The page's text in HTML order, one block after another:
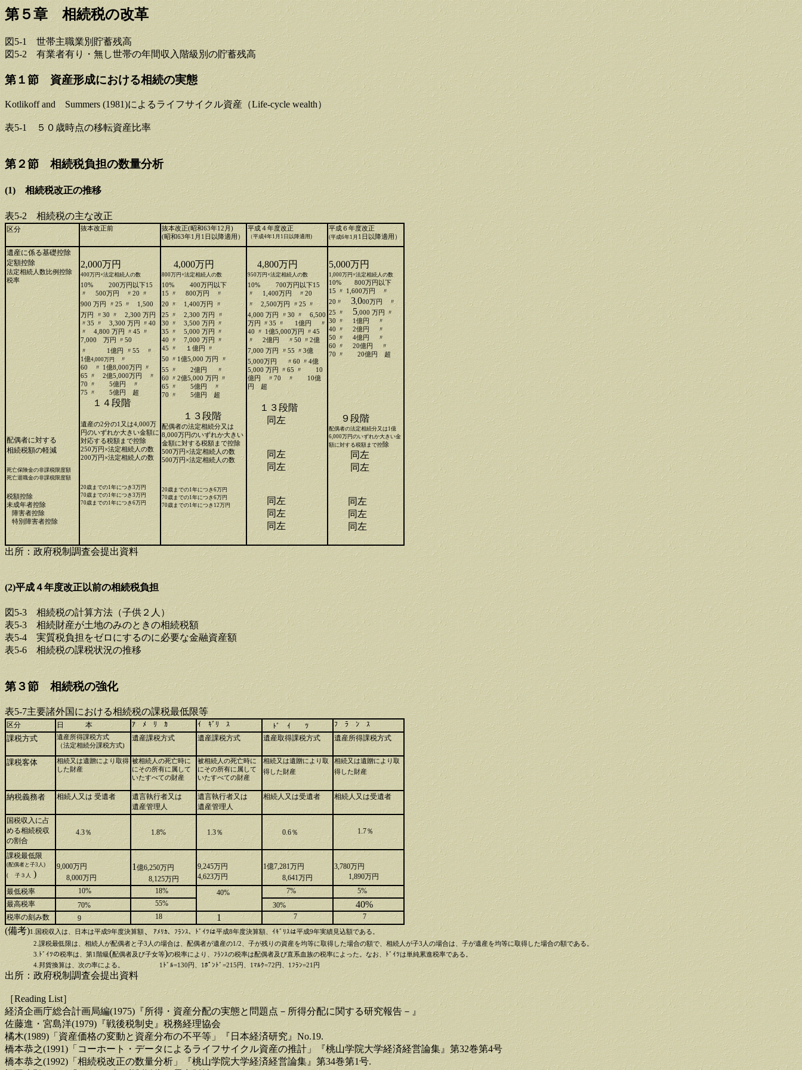
第５章 相続税の改革
図5-1 世帯主職業別貯蓄残高
図5-2 有業者有り・無し世帯の年間収入階級別の貯蓄残高
第１節 資産形成における相続の実態
Kotlikoff and Summers (1981)によるライフサイクル資産（Life-cycle wealth）
表5-1 ５０歳時点の移転資産比率
第２節 相続税負担の数量分析
(1) 相続税改正の推移
表5-2 相続税の主な改正
区分 抜本改正前
抜本改正(昭和63年12月)
(昭和63年1月1日以降適用）
平成４年度改正
（平成4年1月1日以降適用)
平成６年度改正
(平成6年1月 1日以降適用）
遺産に係る基礎控除
定額控除
法定相続人数比例控除
税率
配偶者に対する
相続税額の軽減
死亡保険金の非課税限度額
死亡退職金の非課税限度額
税額控除
未成年者控除
障害者控除
特別障害者控除
2,000万円
400万円×法定相続人の数
10% 200万円以下15
〃 500万円 〃20 〃
900 万円
〃25 〃 1,500
万円
〃30 〃 2,300 万円
〃35 〃 3,300 万円 〃40
〃 4,800 万円 〃45 〃
7,000 万円 〃50
〃 1億円
〃55 〃
1億4,000万円 〃
60 〃 1億8,000万円 〃
65 〃 2億5,000万円 〃
70 〃 5億円 〃
75 〃 5億円 超
１４段階
遺産の2分の1又は4,000万
円のいずれか大きい金額に
対応する税額まで控除
250万円×法定相続人の数
200万円×法定相続人の数
20歳までの1年につき3万円
70歳までの1年につき3万円
70歳までの1年につき6万円
4,000万円
800万円×法定相続人の数
10% 400万円以下
15 〃 800万円 〃
20 〃 1,400万円 〃
25 〃 2,300 万円 〃
30 〃 3,500 万円 〃
35 〃 5,000 万円 〃
40 〃 7,000 万円 〃
45 〃
１億円 〃
50 〃1億5,000 万円
〃
55 〃 2億円
〃
60 〃2億5,000 万円 〃
65 〃 5億円 〃
70 〃 5億円 超
１３段階
配偶者の法定相続分又は
8,000万円のいずれか大きい
金額に対する税額まで控除
500万円×法定相続人の数
500万円×法定相続人の数
20歳までの1年につき6万円
70歳までの1年につき6万円
70歳までの1年につき12万円
4,800万円
950万円×法定相続人の数
10% 700万円以下15
〃 1,400万円 〃20
〃 2,500万円
〃25 〃
4,000 万円
〃30 〃 6,500
万円 〃35 〃 1億円 〃
40 〃 1億5,000万円 〃45
〃 2億円 〃50 〃2億
7,000 万円
〃55 〃3億
5,000万円
〃60 〃4億
5,000 万円 〃65 〃 10
億円 〃70 〃 10億
円 超
１３段階
同左
同左
同左
同左
同左
同左
5,000万円
1,000万円×法定相続人の数
10% 800万円以下
15 〃 1,600万円 〃
20〃 3,000万円 〃
25 〃 5 ,000 万円 〃
30 〃 1億円 〃
40 〃 2億円 〃
50 〃 4億円 〃
60 〃 20億円 〃
70 〃 20億円 超
９段階
配偶者の法定相続分又は1億
6,000万円のいずれか大きい金
額に対する税額まで控除
同左
同左
同左
同左
同左
出所：政府税制調査会提出資料
(2)平成４年度改正以前の相続税負担
図5-3 相続税の計算方法（子供２人）
表5-3 相続財産が土地のみのときの相続税額
表5-4 実質税負担をゼロにするのに必要な金融資産額
表5-6 相続税の課税状況の推移
第３節 相続税の強化
表5-7主要諸外国における相続税の課税最低限等
区分 日 本 ｱ ﾒ ﾘ ｶ ｲ ｷﾞﾘ ｽ ﾄﾞ ｲ ﾂ ﾌ ﾗ ﾝ ｽ
課税方式
遺産所得課税方式
（法定相続分課税方式)
遺産課税方式 遺産課税方式 遺産取得課税方式 遺産所得課税方式
課税客体
相続又は遺贈により取得
した財産
被相続人の死亡時に
にその所有に属して
いたすべての財産
被相続人の死亡時に
にその所有に属して
いたすべての財産
相続又は遺贈により取
得した財産
相続又は遺贈により取
得した財産
納税義務者 相続人又は 受遺者
遺言執行者又は
遺産管理人
遺言執行者又は
遺産管理人
相続人又は受遺者 相続人又は受遺者
国税収入に占
める相続税収
の割合
4.3％ 1.8% 1.3％ 0.6％ 1.7％
課税最低限
(配偶者と子3人)
( 子３人 )
9,000万円
8,000万円
1億6,250万円
8,125万円
9,245万円
4,623万円
1億7,281万円
8,641万円
3,780万円
1,890万円
最低税率
10% 18% 40% 7%
5%
最高税率
70% 55% 30% 40%
税率の刻み数 9 18 1 7 7
(備考)1.国税収入は、日本は平成9年度決算額、ｱﾒﾘｶ、ﾌﾗﾝｽ、ﾄﾞｲﾂは平成8年度決算額、ｲｷﾞﾘｽは平成9年実績見込額である。
2.課税最低限は、相続人が配偶者と子3人の場合は、配偶者が遺産の1/2、子が残りの資産を均等に取得した場合の額で、相続人 が子3人の場合は、子が遺産を均等に取得した場合の額である。
3.ﾄﾞｲﾂの税率は、第1階級(配偶者及び子女等)の税率により、ﾌﾗﾝｽの税率は配偶者及び直系血族の税率によった。なお、ﾄﾞｲﾂは単純累進税率である。
4.邦貨換算は、次の率による。
1ﾄﾞﾙ=130円、1ﾎﾟﾝﾄﾞ=215円、1ﾏﾙｸ=72円、1ﾌﾗﾝ=21円
出所：政府税制調査会提出資料
［Reading List］
経済企画庁総合計画局編(1975)『所得・資産分配の実態と問題点－所得分配に関する研究報告－』
佐藤進・宮島洋(1979)『戦後税制史』税務経理協会
橘木(1989)「資産価格の変動と資産分布の不平等」『日本経済研究』No.19.
橋本恭之(1991)「コーホート・データによるライフサイクル資産の推計」『桃山学院大学経済経営論集』第32巻第4号
橋本恭之(1992)「相続税改正の数量分析」『桃山学院大学経済経営論集』第34巻第1号.